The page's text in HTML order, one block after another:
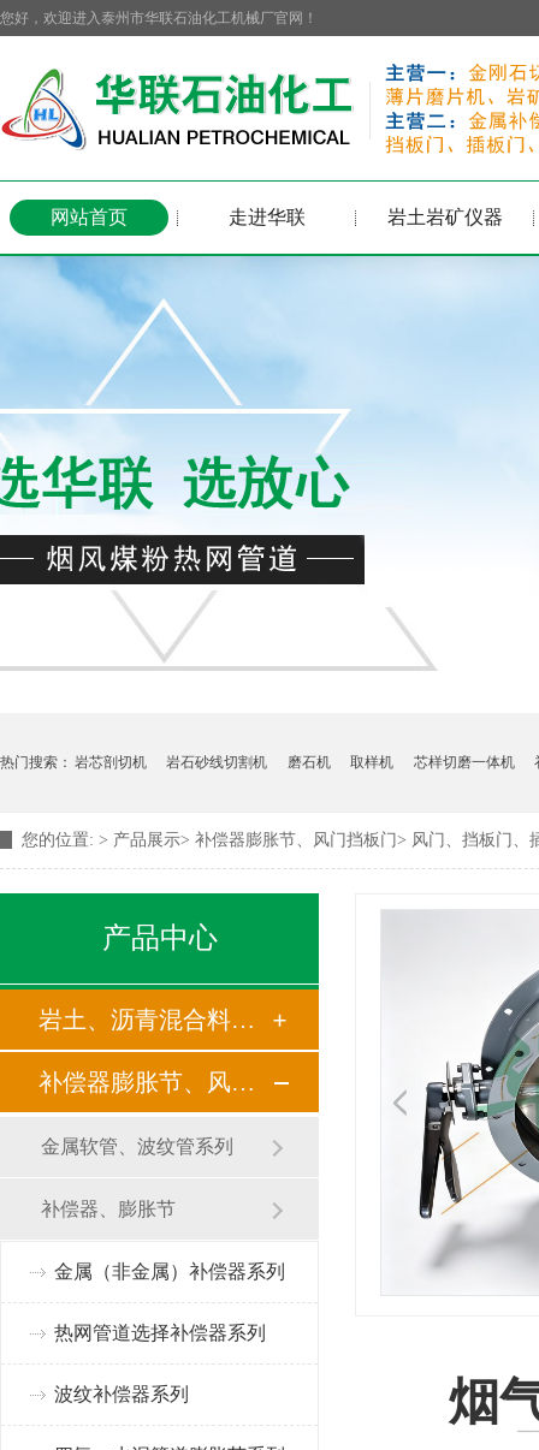
您好，欢迎进入泰州市华联石油化工机械厂官网！
网站首页 走进华联 岩土岩矿仪器
热门搜索： 岩芯剖切机 岩石砂线切割机 磨石机 取样机 芯样切磨一体机
您的位置: > 产品展示> 补偿器膨胀节、风门挡板门> 风门、挡板门、
产品中心
岩土、沥青混合料制样仪器
补偿器膨胀节、风门挡板门
金属软管、波纹管系列
补偿器、膨胀节
金属（非金属）补偿器系列
热网管道选择补偿器系列
波纹补偿器系列 烟